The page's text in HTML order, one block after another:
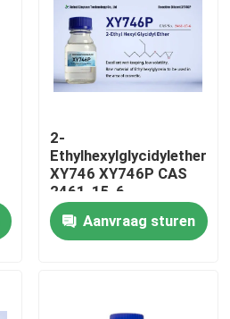
2-
Ethylhexylglycidylethers
XY746 XY746P CAS
2461-15-6
Aanvraag sturen